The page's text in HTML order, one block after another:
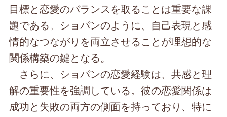
目標と恋愛のバランスを取ることは重要な課
題である。ショパンのように、自己表現と感
情的なつながりを両立させることが理想的な
関係構築の鍵となる。
さらに、ショパンの恋愛経験は、共感と理
解の重要性を強調している。彼の恋愛関係は
成功と失敗の両方の側面を持っており、特に